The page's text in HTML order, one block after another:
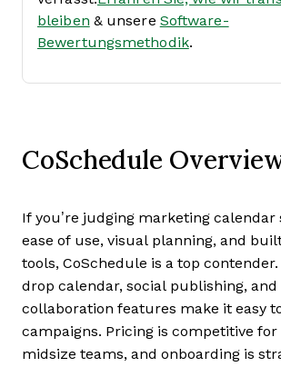
bleiben & unsere Software-
Bewertungsmethodik.
CoSchedule
If you’re judging marketing calendar
ease of use, visual planning, and
tools, CoSchedule is a top
drop calendar, social publishing,
collaboration features make it easy
campaigns. Pricing is competitive
midsize teams, and onboarding is